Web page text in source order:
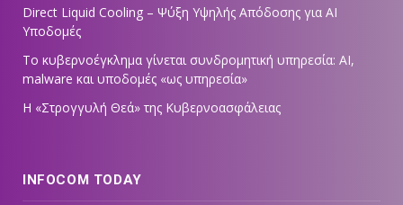
Direct Liquid Cooling – Ψύξη Υψηλής Απόδοσης για AI
Υποδομές
Το κυβερνοέγκλημα γίνεται συνδρομητική υπηρεσία: AI,
malware και υποδομές «ως υπηρεσία»
Η «Στρογγυλή Θεά» της Κυβερνοασφάλειας
INFOCOM TODAY